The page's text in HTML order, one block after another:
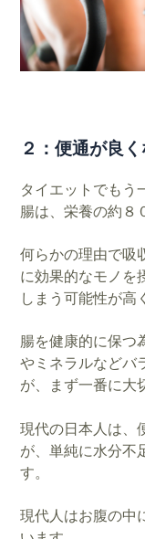
２：便通が良
タイエットでもう
腸は、栄養の約８
何らかの理由で吸
に効果的なモノを
しまう可能性が高
腸を健康的に保つ
やミネラルなどバ
が、まず一番に大
現代の日本人は、
が、単純に水分不
す。
現代人はお腹の中